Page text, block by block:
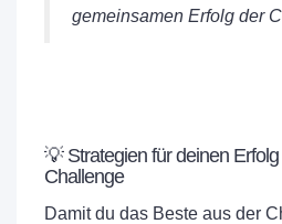
gemeinsamen Erfolg der
💡 Strategien für deinen Erfolg
Challenge
Damit du das Beste aus der